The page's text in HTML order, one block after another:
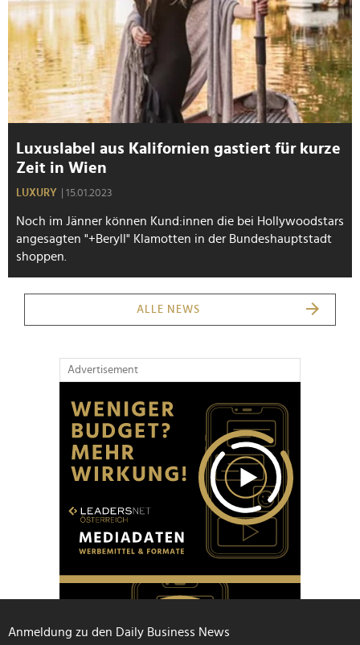
Luxuslabel aus Kalifornien gastiert für kurze
Zeit in Wien
LUXURY | 15.01.2023
Noch im Jänner können Kund:innen die bei Hollywoodstars
angesagten "+Beryll" Klamotten in der Bundeshauptstadt
shoppen.
ALLE NEWS
Advertisement
Anmeldung zu den Daily Business News